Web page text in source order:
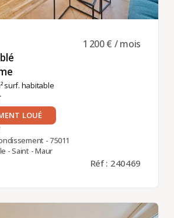
surf. habitable
1 200 € / mois
LOUÉ
- 75011
- Saint - Maur
Réf : 240469